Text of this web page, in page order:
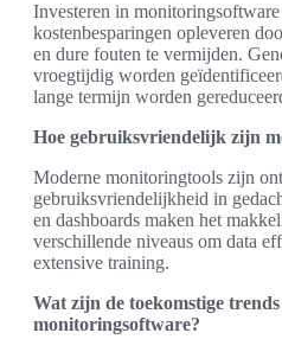
Investeren in
kostenbesparingen opleveren
en dure fouten te vermijden.
vroegtijdig worden
lange termijn worden
Hoe gebruiksvriendelijk zijn
Moderne monitoringtools zijn
gebruiksvriendelijkheid in
en dashboards maken het
verschillende niveaus om data
extensive training.
Wat zijn de toekomstige
monitoringsoftware?